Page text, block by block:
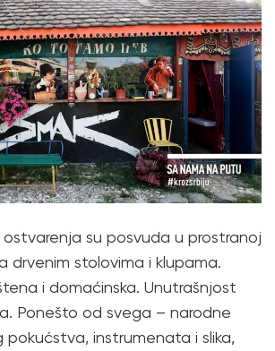
ostvarenja su posvuda u prostranoj
drvenim stolovima i klupama.
i domaćinska. Unutrašnjost
Ponešto od svega – narodne
pokućstva, instrumenata i slika,